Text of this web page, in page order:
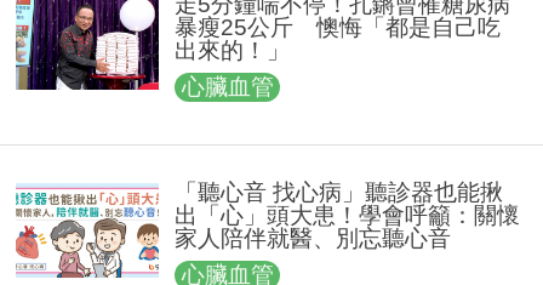
暴瘦25公斤 懊悔「都是自己吃
出來的！」
心臟血管
「聽心音 找心病」聽診器也能揪
出「心」頭大患！學會呼籲：關懷
家人陪伴就醫、別忘聽心音
心臟血管